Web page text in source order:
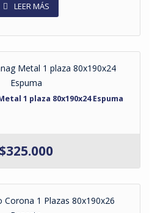
LEER MÁS
1 plaza 80x190x24 Espuma
$325.000